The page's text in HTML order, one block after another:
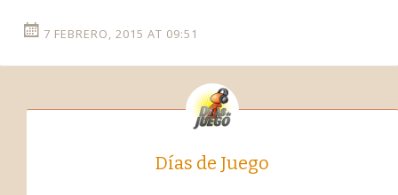
7 FEBRERO, 2015 AT 09:51
Días de Juego